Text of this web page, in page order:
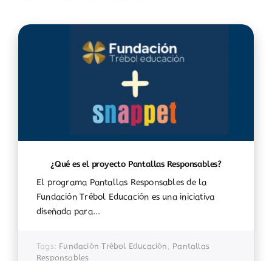
¿Qué es el proyecto Pantallas Responsables?
El programa Pantallas Responsables de la
Fundación Trébol Educación es una iniciativa
diseñada para...
Tags: Fundación Trébol Educación, Pantallas
Responsables